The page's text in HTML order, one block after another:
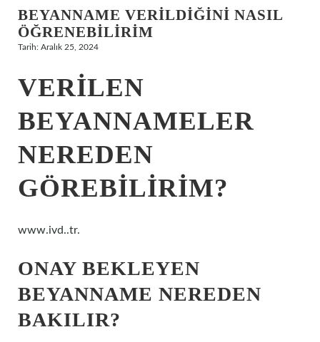
Hakkımızda
BEYANNAME VERILDIĞINI NASIL
ÖĞRENEBILIRIM
Tarih: Aralık 25, 2024
VERILEN
BEYANNAMELER
NEREDEN
GÖREBILIRIM?
www.ivd..tr.
ONAY BEKLEYEN
BEYANNAME NEREDEN
BAKILIR?